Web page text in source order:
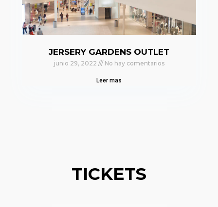
JERSERY GARDENS OUTLET
junio 29, 2022 No hay comentarios
Leer mas
TICKETS